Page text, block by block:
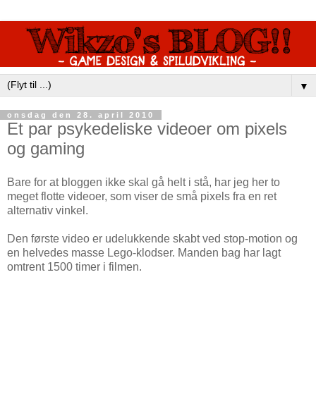
▼
onsdag den 28. april 2010
Et par psykedeliske videoer om pixels
og gaming
Bare for at bloggen ikke skal gå helt i stå, har jeg her to
meget flotte videoer, som viser de små pixels fra en ret
alternativ vinkel.
Den første video er udelukkende skabt ved stop-motion og
en helvedes masse Lego-klodser. Manden bag har lagt
omtrent 1500 timer i filmen.